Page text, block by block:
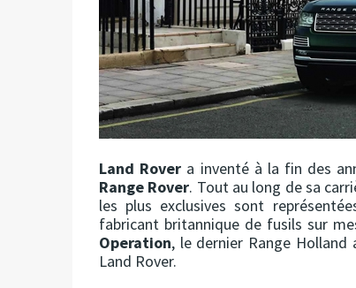
Land Rover a inventé à la fin des
Range Rover. Tout au long de sa
les plus exclusives sont
fabricant britannique de fusils sur
Operation, le dernier Range
Land Rover.